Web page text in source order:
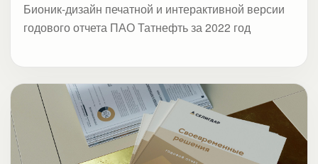
Бионик-дизайн печатной и интерактивной версии
годового отчета ПАО Татнефть за 2022 год